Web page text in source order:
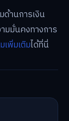
านการเงิน
มมั่นคงทางการ
พิ่มเติมได้ที่นี่